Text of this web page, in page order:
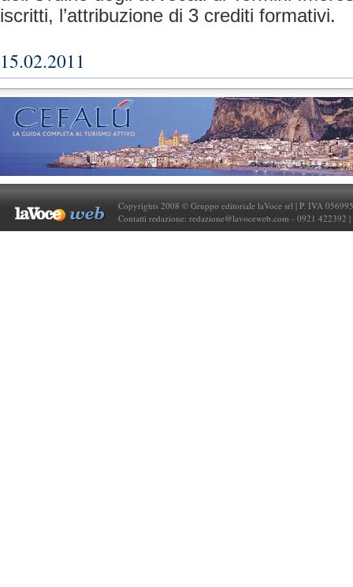
iscritti, l’attribuzione di 3 crediti formativi.
15.02.2011
Copyrights 2008 © Gruppo editoriale laVoce srl | P. IVA
Contatti redazione: redazione@lavoceweb.com - 0921 422392 |